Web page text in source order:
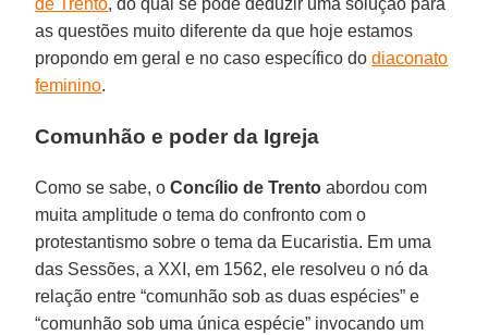
as questões muito diferente da que hoje estamos
propondo em geral e no caso específico dodiaconato
feminino.
Comunhão e poder da Igreja
Como se sabe, oConcílio de Trento abordou com
muita amplitude o tema do confronto com o
protestantismo sobre o tema da Eucaristia. Em uma
das Sessões, a XXI, em 1562, ele resolveu o nó da
relação entre “comunhão sob as duas espécies” e
“comunhão sob uma única espécie” invocando um